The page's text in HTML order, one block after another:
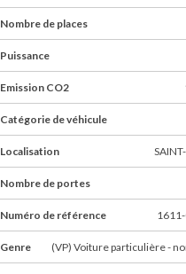
Nombre de places
Puissance
Emission CO2
Catégorie de véhicule
Localisation
Nombre de portes
Numéro de référence
Genre (VP) Voiture particulière -